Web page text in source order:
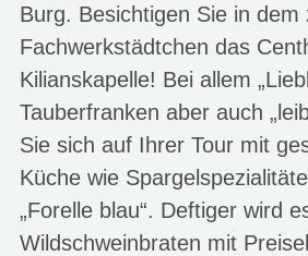
Burg. Besichtigen Sie in dem
Fachwerkstädtchen das
Kilianskapelle! Bei allem
Tauberfranken aber auch
Sie sich auf Ihrer Tour mit
Küche wie
„Forelle blau“. Deftiger wird
Wildschweinbraten mit